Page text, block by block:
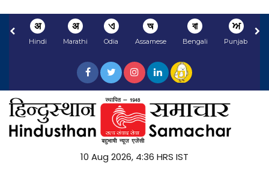
अ
Hindi
अ
Marathi
ଏ
Odia
অ
Assamese
বা
Bengali
ਅ
Punjabi
10 Aug 2026, 4:36 HRS IST